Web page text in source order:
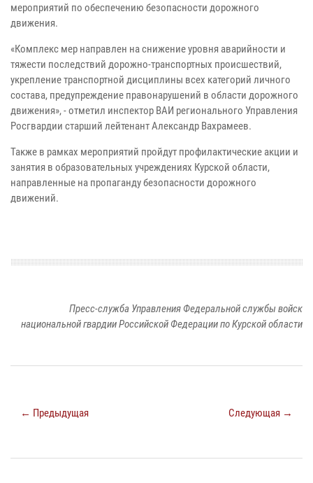
мероприятий по обеспечению безопасности дорожного
движения.
«Комплекс мер направлен на снижение уровня аварийности и
тяжести последствий дорожно-транспортных происшествий,
укрепление транспортной дисциплины всех категорий личного
состава, предупреждение правонарушений в области дорожного
движения», - отметил инспектор ВАИ регионального Управления
Росгвардии старший лейтенант Александр Вахрамеев.
Также в рамках мероприятий пройдут профилактические акции и
занятия в образовательных учреждениях Курской области,
направленные на пропаганду безопасности дорожного
движений.
Пресс-служба Управления Федеральной службы войск
национальной гвардии Российской Федерации по Курской области
← Предыдущая Следующая →